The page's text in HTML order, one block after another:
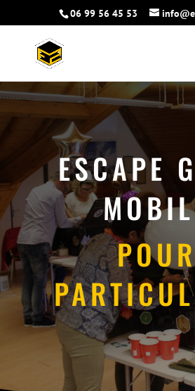
06 99 56 45 53
ESCAPE